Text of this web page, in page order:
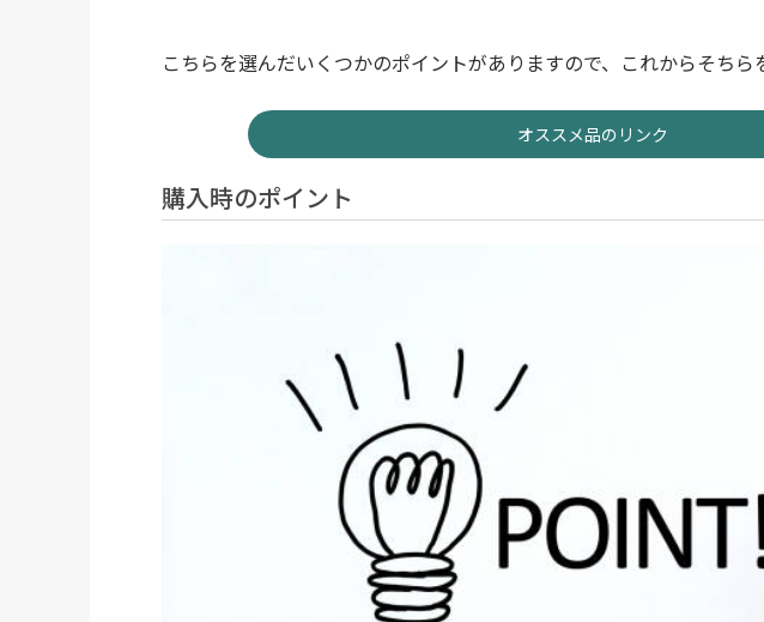
こちらを選んだいくつかのポイントがありますので、これからそちら
オススメ品のリンク
購入時のポイント